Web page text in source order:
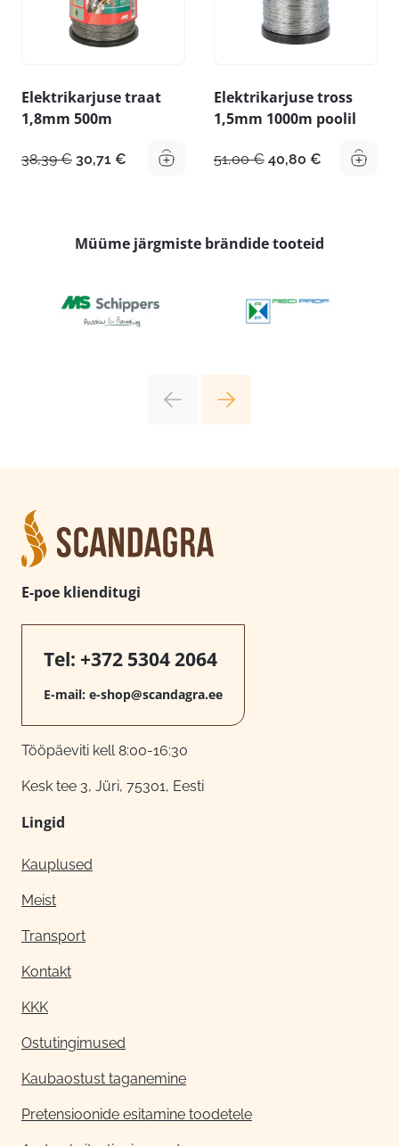
Elektrikarjuse traat
1,8mm 500m
38,39€ Algne
30,71 € Praegune
Elektrikarjuse tross
1,5mm 1000m poolil
51,00€ Algne
40,80 € Praegune
Müüme järgmiste brändide tooteid
E-poe klienditugi
Tel: +372 5304 2064
E-mail: e-shop@scandagra.ee
Tööpäeviti kell 8:00-16:30
Kesk tee 3, Jüri, 75301, Eesti
Lingid
Kauplused
Meist
Transport
Kontakt
KKK
Ostutingimused
Kaubaostust taganemine
Pretensioonide esitamine toodetele